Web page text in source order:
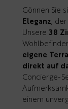
Gönnen Sie
Eleganz,
Unsere 38
eigene
direkt auf
Concierge-
einem